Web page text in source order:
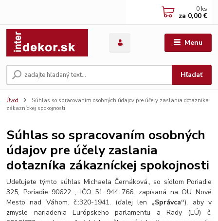
Menu
Hľadať
0 ks
za 0,00 €
Úvod
Súhlas so spracovaním osobných údajov pre účely zaslania dotazníka
zákazníckej spokojnosti
Súhlas so spracovaním osobných
údajov pre účely zaslania
dotazníka zákazníckej spokojnosti
Udeľujete týmto súhlas Michaela Černáková., so sídlom Poriadie
325, Poriadie 90622 , IČO 51 944 766, zapísaná na OU Nové
Mesto nad Váhom. č.:320-1941. (ďalej len „Správca“), aby v
zmysle nariadenia Európskeho parlamentu a Rady (EÚ) č.